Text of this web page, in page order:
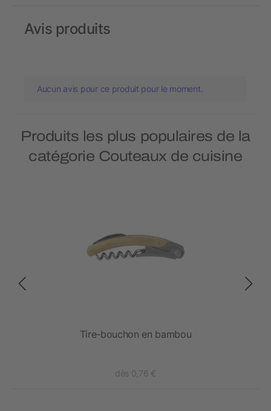
Avis produits
Aucun avis pour ce produit pour le moment.
Produits les plus populaires de la
catégorie Couteaux de cuisine
Tire-bouchon en bambou
dès 0,76 €